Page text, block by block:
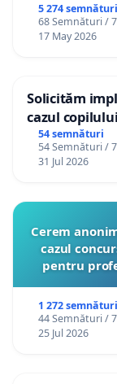
5 274 semnături
68 Semnături /
17 May 2026
Solicităm
cazul
Gheorghe,
12 ani
54 semnături
54 Semnături /
31 Jul 2026
Cerem
cazul
pentru
1 272 semnături
44 Semnături /
25 Jul 2026